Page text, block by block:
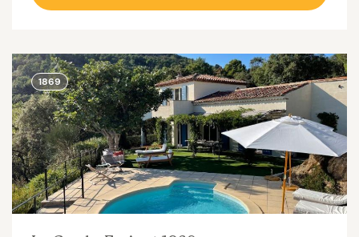
1869